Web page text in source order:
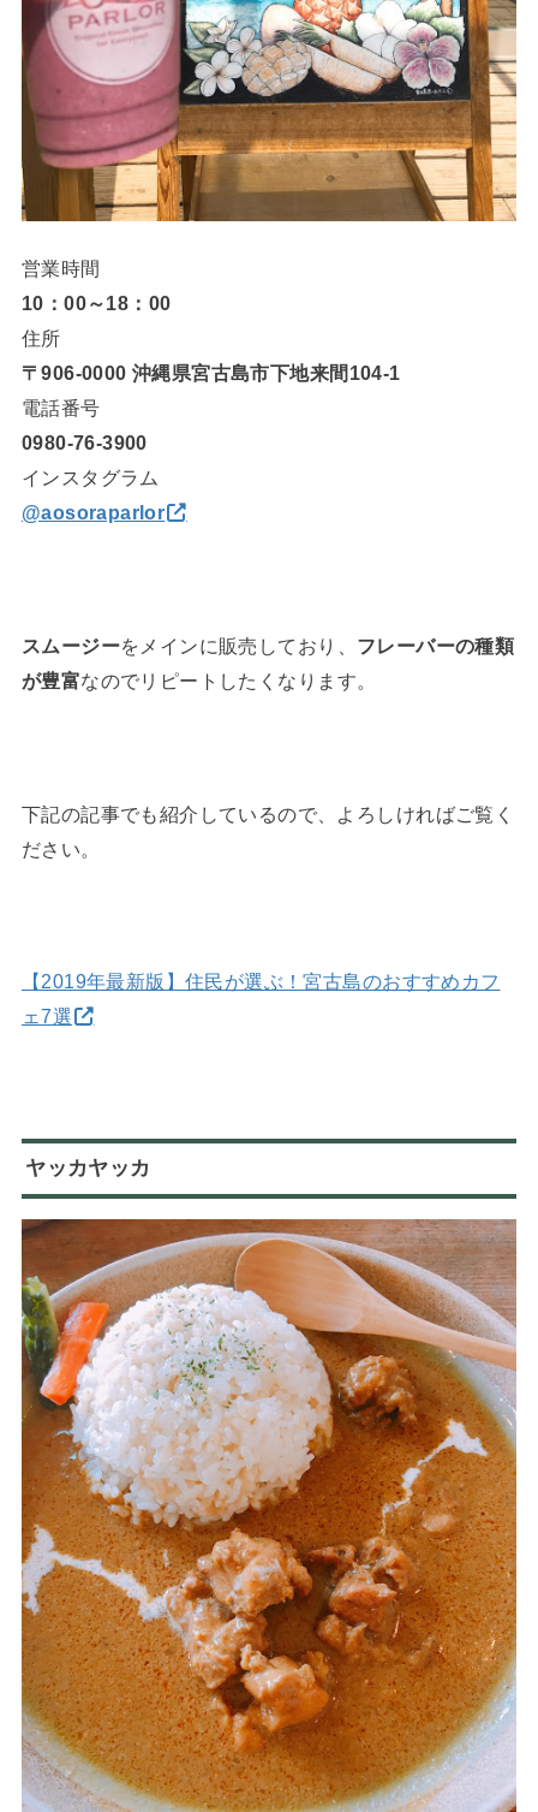
営業時間
10：00～18：00
住所
〒906-0000 沖縄県宮古島市下地来間104-1
電話番号
0980-76-3900
インスタグラム
@aosoraparlor
スムージーをメインに販売しており、 フレーバーの種類
が豊富なのでリピートしたくなります。
下記の記事でも紹介しているので、よろしければご覧く
ださい。
【2019年最新版】住民が選ぶ！宮古島のおすすめカフ
ェ7選
ヤッカヤッカ